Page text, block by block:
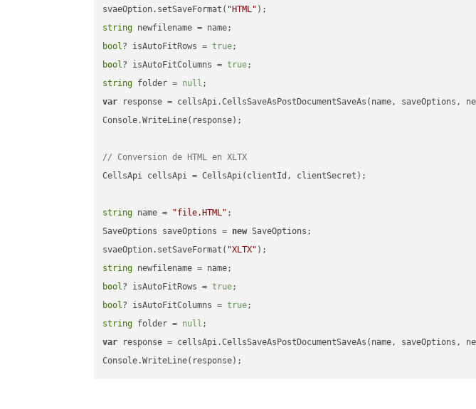
svaeOption.setSaveFormat( "HTML"
string
bool? isAutoFitRows = true
bool? isAutoFitColumns = true
string folder = null
var response = cellsApi.CellsSaveAsPostDocumentSaveAs(name,
Console.WriteLine(response);
// Conversion de HTML en XLTX
CellsApi cellsApi = CellsApi(clientId, clientSecret);
string name = "file.HTML" ;
SaveOptions saveOptions = new SaveOptions;
svaeOption.setSaveFormat( "XLTX"
string
bool? isAutoFitRows = true
bool? isAutoFitColumns = true
string folder = null
var response = cellsApi.CellsSaveAsPostDocumentSaveAs(name,